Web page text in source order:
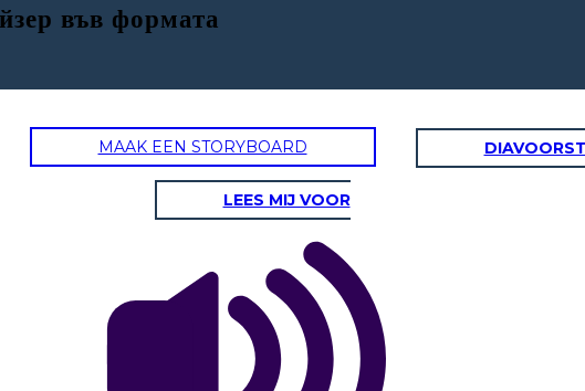
във формата
MAAK EEN STORYBOARD
LEES MIJ VOOR